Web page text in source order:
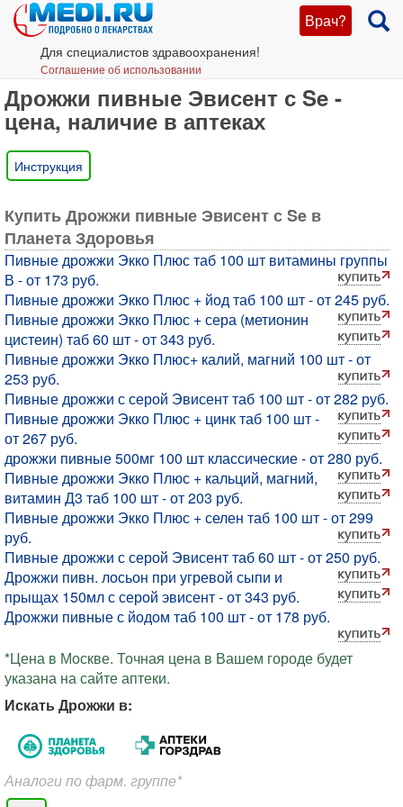
Врач?
Для специалистов здравоохранения!
Соглашение об использовании
Дрожжи пивные Эвисент с Se -
цена, наличие в аптеках
Инструкция
Купить Дрожжи пивные Эвисент с Se в
Планета Здоровья
Пивные дрожжи Экко Плюс таб 100 шт витамины группы
В - от 173 руб.
Пивные дрожжи Экко Плюс + йод таб 100 шт - от 245 руб.
Пивные дрожжи Экко Плюс + сера (метионин
цистеин) таб 60 шт - от 343 руб.
Пивные дрожжи Экко Плюс+ калий, магний 100 шт - от
253 руб.
Пивные дрожжи с серой Эвисент таб 100 шт - от 282 руб.
Пивные дрожжи Экко Плюс + цинк таб 100 шт -
от 267 руб.
дрожжи пивные 500мг 100 шт классические - от 280 руб.
Пивные дрожжи Экко Плюс + кальций, магний,
витамин Д3 таб 100 шт - от 203 руб.
Пивные дрожжи Экко Плюс + селен таб 100 шт - от 299
руб.
Пивные дрожжи с серой Эвисент таб 60 шт - от 250 руб.
Дрожжи пивн. лосьон при угревой сыпи и
прыщах 150мл с серой эвисент - от 343 руб.
Дрожжи пивные с йодом таб 100 шт - от 178 руб.
*Цена в Москве. Точная цена в Вашем городе будет
указана на сайте аптеки.
Искать Дрожжи в:
Аналоги по фарм. группе*